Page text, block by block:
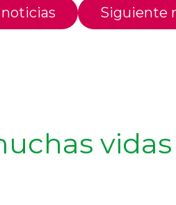
noticias Siguiente
vidas